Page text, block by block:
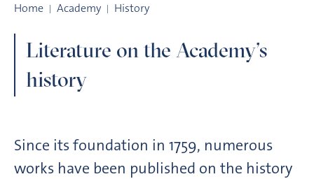
Home Academy History
Literature on the Academy’s
history
Since its foundation in 1759, numerous
works have been published on the history